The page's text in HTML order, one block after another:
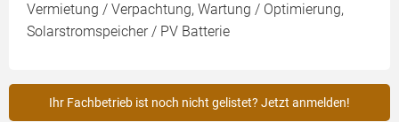
Vermietung / Verpachtung, Wartung / Optimierung,
Solarstromspeicher / PV Batterie
Ihr Fachbetrieb ist noch nicht gelistet? Jetzt anmelden!